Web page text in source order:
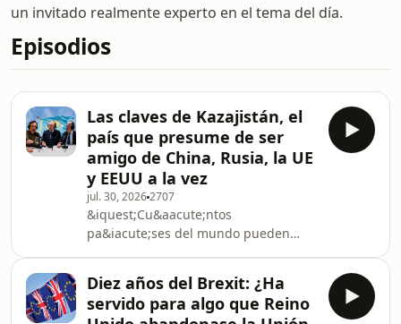
un invitado realmente experto en el tema del día.
Episodios
Las claves de Kazajistán, el
país que presume de ser
amigo de China, Rusia, la UE
y EEUU a la vez
jul. 30, 20262707
&iquest;Cu&aacute;ntos
pa&iacute;ses del mundo pueden
de Estados Unidos al mismo tiempo?
Kazajist&aacute;n cuenta con la
Diez años del Brexit: ¿Ha
servido para algo que Reino